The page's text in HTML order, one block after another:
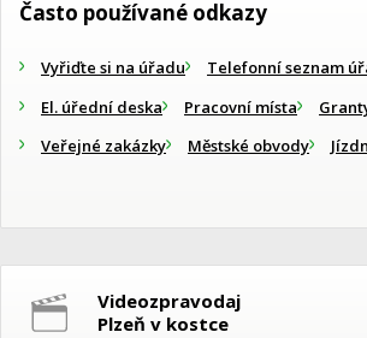
Často používané odkazy
Vyřiďte si na úřadu
Telefonní seznam
El. úřední deska
Pracovní místa
Veřejné zakázky
Městské obvody
Videozpravodaj
Plzeň v kostce